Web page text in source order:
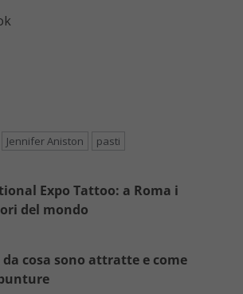
Jennifer Aniston pasti
Expo Tattoo: a Roma i
del mondo
cosa sono attratte e come